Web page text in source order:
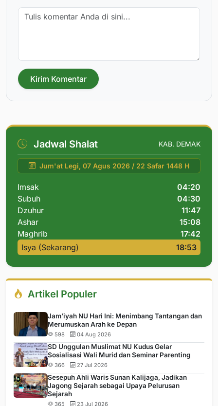
Kirim Komentar
Jadwal Shalat KAB. DEMAK
Jum'at Legi, 07 Agus 2026 / 22 Safar 1448 H
Imsak
04:20
Subuh
04:30
Dzuhur
11:47
Ashar
15:08
Maghrib
17:42
Isya (Sekarang)
18:53
Artikel Populer
Jam’iyah NU Hari Ini: Menimbang Tantangan dan
Merumuskan Arah ke Depan
598 04 Aug 2026
SD Unggulan Muslimat NU Kudus Gelar
Sosialisasi Wali Murid dan Seminar Parenting
366 27 Jul 2026
Sesepuh Ahli Waris Sunan Kalijaga, Jadikan
Jagong Sejarah sebagai Upaya Pelurusan
Sejarah
365 23 Jul 2026